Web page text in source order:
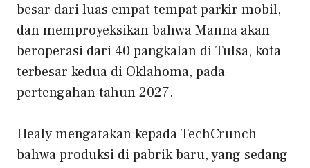
besar dari luas empat tempat parkir mobil,
dan memproyeksikan bahwa Manna akan
beroperasi dari 40 pangkalan di Tulsa, kota
terbesar kedua di Oklahoma, pada
pertengahan tahun 2027.
Healy mengatakan kepada TechCrunch
bahwa produksi di pabrik baru, yang sedang